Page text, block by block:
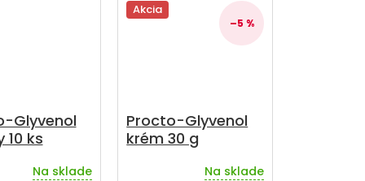
Glyvenol
10 ks
Na sklade
Akcia
–5 %
Procto-Glyvenol
krém 30 g
Na sklade